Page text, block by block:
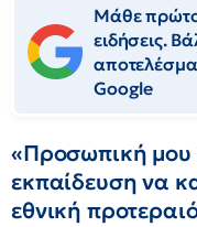
Μάθε
ειδήσεις.
Google
«Προσωπική μου
εκπαίδευση να
εθνική